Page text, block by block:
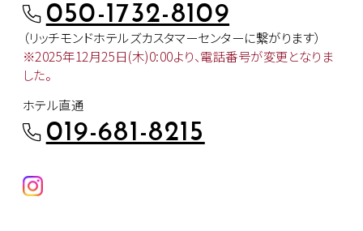
050-1732-8109
（リッチモンドホテルズカスタマーセンターに繋がります）
※2025年12月25日(木)0:00より、電話番号が変更となりま
した。
ホテル直通
019-681-8215